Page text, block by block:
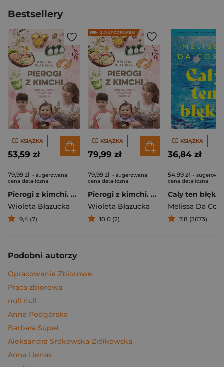
Bestsellery
KSIĄŻKA
53,59 zł
79,99 zł - sugerowana
cena detaliczna
Pierogi z kimchi. Moje ulubione azjatyckie przepisy
Wioleta Błazucka
9,4 (7)
KSIĄŻKA
79,99 zł
79,99 zł - sugerowana
cena detaliczna
Pierogi z kimchi. Moje ulubione azjatyckie przepisy - książka z autografem
Wioleta Błazucka
10,0 (2)
KSIĄŻKA
36,84 zł
54,99 zł -
cena detaliczna
Cały ten błękit
Melissa Da
7,8 (3673)
Podobni autorzy
Opracowanie Zbiorowe
Praca zbiorowa
null null
Anna Podgórska
Barbara Supeł
Aleksandra Srokowska-Ziółkowska
Anna Llenas